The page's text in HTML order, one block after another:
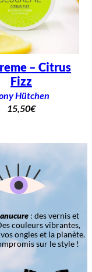
– Citrus
Fizz
Hütchen
15,50€
: des vernis et
couleurs vibrantes,
ongles et la planète.
sur le style !